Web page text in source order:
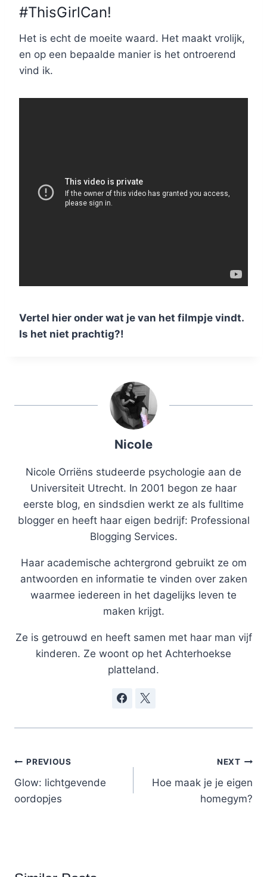
#ThisGirlCan!
Het is echt de moeite waard. Het maakt vrolijk,
en op een bepaalde manier is het ontroerend
vind ik.
Vertel hier onder wat je van het filmpje vindt.
Is het niet prachtig?!
Nicole
Nicole Orriëns studeerde psychologie aan de
Universiteit Utrecht. In 2001 begon ze haar
eerste blog, en sindsdien werkt ze als fulltime
blogger en heeft haar eigen bedrijf: Professional
Blogging Services.
Haar academische achtergrond gebruikt ze om
antwoorden en informatie te vinden over zaken
waarmee iedereen in het dagelijks leven te
maken krijgt.
Ze is getrouwd en heeft samen met haar man vijf
kinderen. Ze woont op het Achterhoekse
platteland.
Post
navigation
PREVIOUS
Glow: lichtgevende
oordopjes
NEXT
Hoe maak je je eigen
homegym?